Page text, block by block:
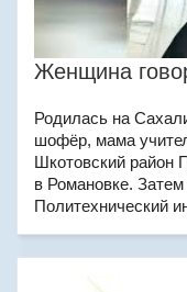
Женщина
Родилась на
шофёр, мама
Шкотовский район
в Романовке.
Политехнический